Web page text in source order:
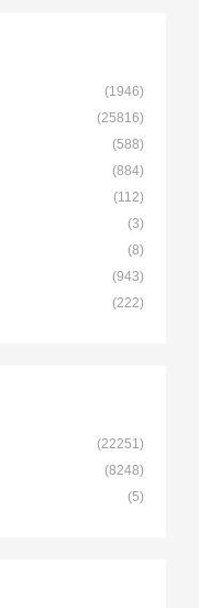
(1946)
(25816)
(588)
(884)
(112)
(3)
(8)
(943)
(222)
(22251)
(8248)
(5)